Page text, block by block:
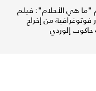
"ما هي الأحلام": فيلم
من إخراج
إلوردي